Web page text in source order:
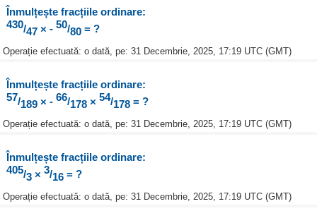
Înmulțește fracțiile ordinare:
430/47× - 50/80= ?
Operație efectuată: o dată, pe: 31 Decembrie, 2025, 17:19 UTC (GMT)
Înmulțește fracțiile ordinare:
57/189× - 66/178× 54/178= ?
Operație efectuată: o dată, pe: 31 Decembrie, 2025, 17:19 UTC (GMT)
Înmulțește fracțiile ordinare:
405/3× 3/16= ?
Operație efectuată: o dată, pe: 31 Decembrie, 2025, 17:19 UTC (GMT)